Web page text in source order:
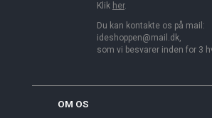
Klik her.
Du kan kontakte os på mail:
ideshoppen@mail.dk,
som vi besvarer inden for 3
OM OS